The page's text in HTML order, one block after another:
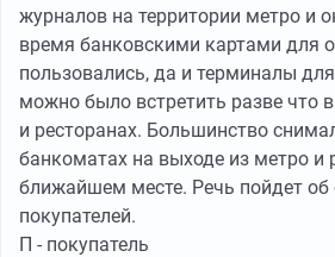
журналов на территории метро и
время банковскими картами для
пользовались, да и терминалы
можно было встретить разве что
и ресторанах. Большинство
банкоматах на выходе из метро и
ближайшем месте. Речь пойдет об
покупателей.
П - покупатель